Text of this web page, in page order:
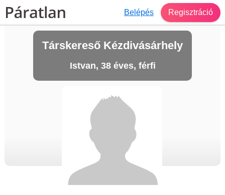
Belépés Regisztráció
Társkereső Kézdivásárhely
Istvan, 38 éves, férfi